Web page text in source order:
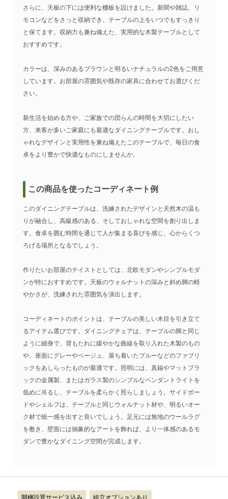
さらに、天板の下には便利な棚板を設けました。新聞や雑誌、リ
モコンなどをさっと収納でき、テーブルの上をいつでもすっきり
と保てます。収納力も兼ね備えた、実用的な木製テーブルとして
おすすめです。
カラーは、深みのあるブラウンと明るいナチュラルの2色をご用意
しています。お部屋の雰囲気や既存の家具に合わせてお選びくだ
さい。
新生活を始める方や、ご家族での団らんの時間を大切にしたい
方、来客が多いご家庭にも最適なダイニングテーブルです。おし
ゃれなデザインと実用性を兼ね備えたこのテーブルで、毎日の食
卓をより豊かで快適なものにしませんか。
この商品を使ったコーディネート例
このダイニングテーブルは、洗練されたデザインと天然木の温も
りが融合し、高級感のある、そしておしゃれな空間を創り出しま
す。食卓を囲む時間を通じて人が集まる喜びを感じ、心からくつ
ろげる場所となるでしょう。
作りたいお部屋のテイストとしては、北欧モダンやシンプルモダ
ンが特におすすめです。天板のウォルナットの深みと斜め脚の軽
やかさが、洗練された雰囲気を演出します。
コーディネートのポイントは、テーブルの美しい木目を引き立て
るアイテム選びです。ダイニングチェアは、テーブルの脚と同じ
ように細身で、背もたれに緩やかな曲線を取り入れた木製のもの
や、座面にグレーやベージュ、落ち着いたブルーなどのファブリ
ックをあしらったものが最適です。照明には、真鍮やマットブラ
ックの金属製、またはガラス製のシンプルなペンダントライトを
低めに吊るし、テーブルを柔らかく照らしましょう。サイドボー
ドやシェルフは、テーブルと同じウォルナット材や、明るいオー
ク材で統一感を出すと良いでしょう。足元には無地のウールラグ
を敷き、壁面には抽象的なアートを飾れば、より一体感のあるモ
ダンで豊かなダイニング空間が完成します。
開梱設置サービス込み 組立オプションあり